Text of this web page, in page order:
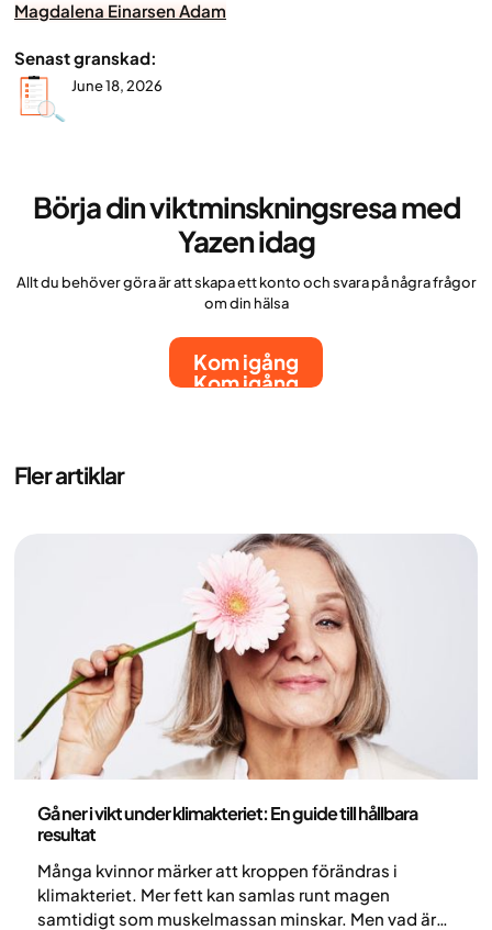
Magdalena Einarsen Adam
Senast granskad:
June 18, 2026
Börja din viktminskningsresa med
Yazen idag
Allt du behöver göra är att skapa ett konto och svara på några frågor
om din hälsa
Kom igång
Kom igång
Fler artiklar
Gå ner i vikt under klimakteriet: En guide till hållbara
resultat
Många kvinnor märker att kroppen förändras i
klimakteriet. Mer fett kan samlas runt magen
samtidigt som muskelmassan minskar. Men vad är